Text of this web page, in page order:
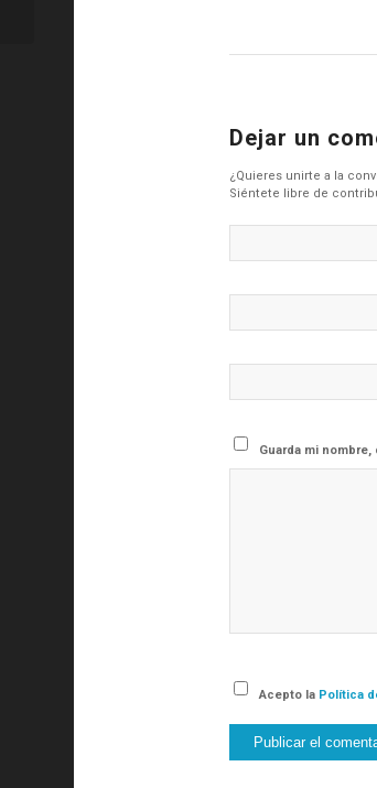
Dejar un
¿Quieres unirte a la
Siéntete libre de
Guarda mi
Acepto la Política